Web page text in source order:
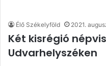
Élő Székelyföld 2021.
Két kisrégió
Udvarhelyszéken